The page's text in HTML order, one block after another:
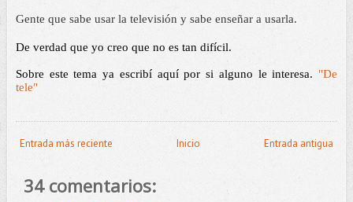
Gente que sabe usar la televisión y sabe enseñar a usarla.
De verdad que yo creo que no es tan difícil.
Sobre este tema ya escribí aquí por si alguno le interesa. "De
tele"
Entrada más reciente Entrada antigua
Inicio
34 comentarios: